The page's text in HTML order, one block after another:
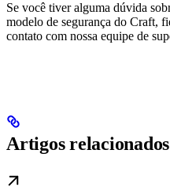
Se você tiver alguma dúvida
modelo de segurança do Craft,
contato com nossa equipe de
Artigos relacionados